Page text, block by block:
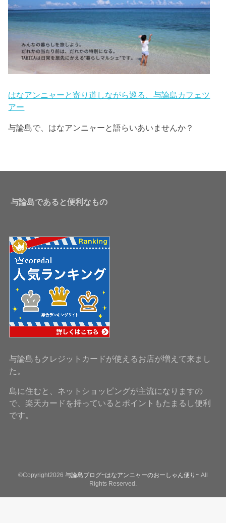
はなアンニャーと寄り道しながら巡る、与論島カフェツ
アー
与論島で、はなアンニャーと語らいあいませんか？
与論島であると便利なもの
与論島もクレジットカードが使えるお店が増えて来まし
た。
島に住むと、ネットショッピングが主流になりますの
で、楽天カードを持っているとポイントもたまるし便利
です。
©Copyright2026 与論島ブログ~はなアンニャーのおーしゃん便り~ .All
Rights Reserved.